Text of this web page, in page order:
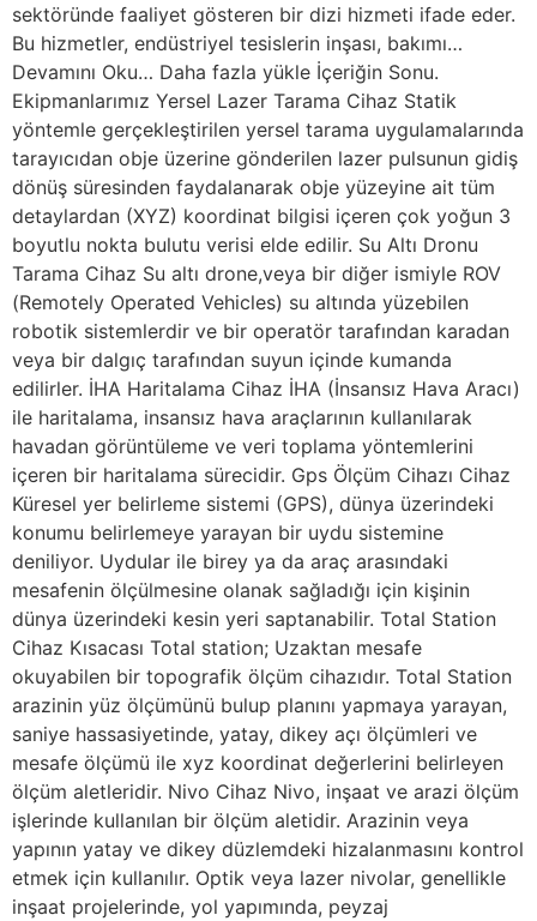
sektöründe faaliyet gösteren bir dizi hizmeti ifade eder.
Bu hizmetler, endüstriyel tesislerin inşası, bakımı…
Devamını Oku… Daha fazla yükle İçeriğin Sonu.
Ekipmanlarımız Yersel Lazer Tarama Cihaz Statik
yöntemle gerçekleştirilen yersel tarama uygulamalarında
tarayıcıdan obje üzerine gönderilen lazer pulsunun gidiş
dönüş süresinden faydalanarak obje yüzeyine ait tüm
detaylardan (XYZ) koordinat bilgisi içeren çok yoğun 3
boyutlu nokta bulutu verisi elde edilir. Su Altı Dronu
Tarama Cihaz Su altı drone,veya bir diğer ismiyle ROV
(Remotely Operated Vehicles) su altında yüzebilen
robotik sistemlerdir ve bir operatör tarafından karadan
veya bir dalgıç tarafından suyun içinde kumanda
edilirler. İHA Haritalama Cihaz İHA (İnsansız Hava Aracı)
ile haritalama, insansız hava araçlarının kullanılarak
havadan görüntüleme ve veri toplama yöntemlerini
içeren bir haritalama sürecidir. Gps Ölçüm Cihazı Cihaz
Küresel yer belirleme sistemi (GPS), dünya üzerindeki
konumu belirlemeye yarayan bir uydu sistemine
deniliyor. Uydular ile birey ya da araç arasındaki
mesafenin ölçülmesine olanak sağladığı için kişinin
dünya üzerindeki kesin yeri saptanabilir. Total Station
Cihaz Kısacası Total station; Uzaktan mesafe
okuyabilen bir topografik ölçüm cihazıdır. Total Station
arazinin yüz ölçümünü bulup planını yapmaya yarayan,
saniye hassasiyetinde, yatay, dikey açı ölçümleri ve
mesafe ölçümü ile xyz koordinat değerlerini belirleyen
ölçüm aletleridir. Nivo Cihaz Nivo, inşaat ve arazi ölçüm
işlerinde kullanılan bir ölçüm aletidir. Arazinin veya
yapının yatay ve dikey düzlemdeki hizalanmasını kontrol
etmek için kullanılır. Optik veya lazer nivolar, genellikle
inşaat projelerinde, yol yapımında, peyzaj